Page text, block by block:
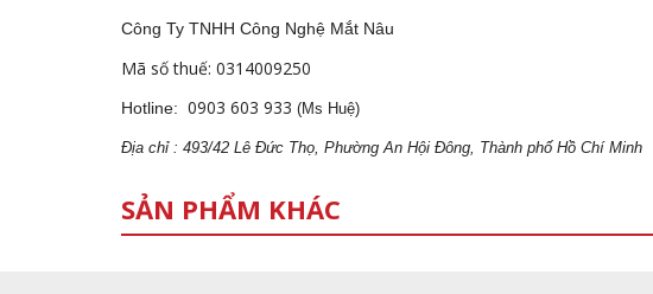
Công Ty TNHH Công Nghệ Mắt Nâu
Mã số thuế: 0314009250
Hotline: 0903 603 933 (Ms Huệ)
Địa chỉ : 493/42 Lê Đức Thọ, Phường An Hội Đông, Thành phố Hồ Chí Minh
SẢN PHẨM KHÁC